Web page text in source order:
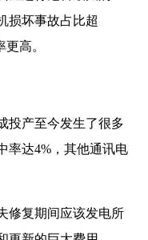
损坏事故占比超
高。
投产至今发生了很多
率达4%，其他通讯电
修复期间应该发电所